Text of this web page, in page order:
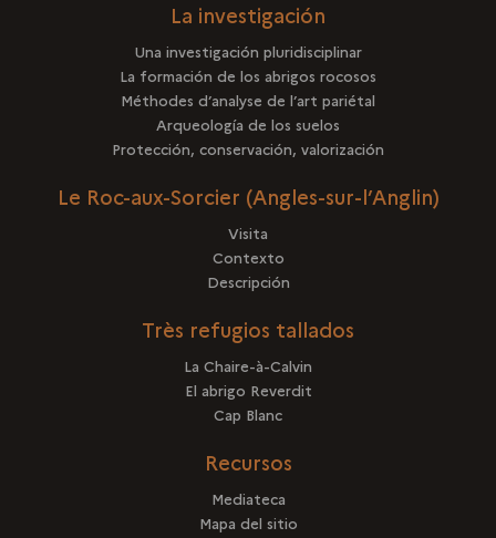
La investigación
Una investigación pluridisciplinar
La formación de los abrigos rocosos
Méthodes d’analyse de l’art pariétal
Arqueología de los suelos
Protección, conservación, valorización
Le Roc-aux-Sorcier (Angles-sur-l’Anglin)
Visita
Contexto
Descripción
Très refugios tallados
La Chaire-à-Calvin
El abrigo Reverdit
Cap Blanc
Recursos
Mediateca
Mapa del sitio